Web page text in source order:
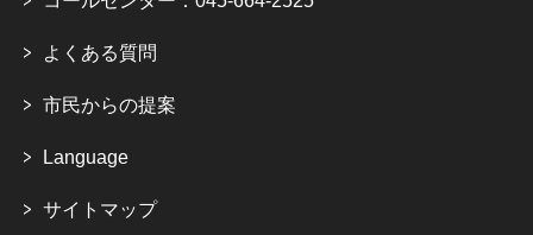
よくある質問
市民からの提案
Language
サイトマップ